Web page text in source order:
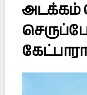
அடக்கம்